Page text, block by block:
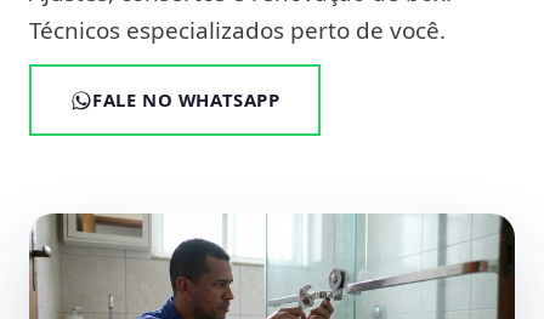
Técnicos especializados perto de você.
FALE NO WHATSAPP